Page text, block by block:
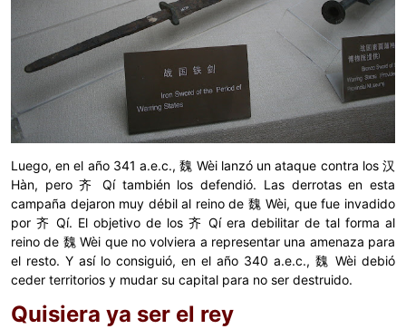
Luego, en el año 341 a.e.c., 魏 Wèi lanzó un ataque contra los 汉
Hàn, pero 齐 Qí también los defendió. Las derrotas en esta
campaña dejaron muy débil al reino de 魏 Wèi, que fue invadido
por 齐 Qí. El objetivo de los 齐 Qí era debilitar de tal forma al
reino de 魏 Wèi que no volviera a representar una amenaza para
el resto. Y así lo consiguió, en el año 340 a.e.c., 魏 Wèi debió
ceder territorios y mudar su capital para no ser destruido.
Quisiera ya ser el rey